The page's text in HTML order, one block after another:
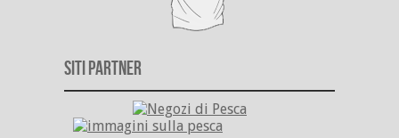
Siti Partner